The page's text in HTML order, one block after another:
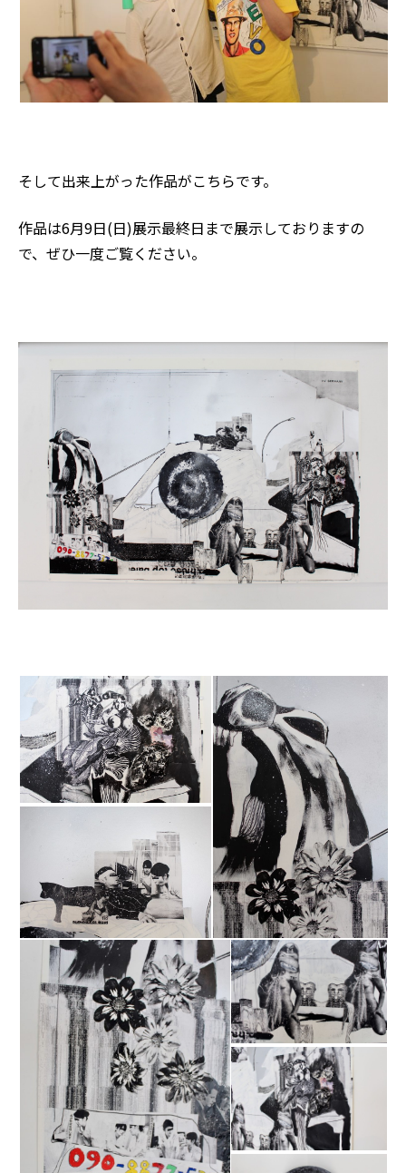
そして出来上がった作品がこちらです。
作品は6月9日(日)展示最終日まで展示しておりますの
で、ぜひ一度ご覧ください。